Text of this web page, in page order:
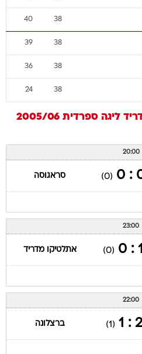
38
40
38
39
38
36
38
24
ליגה ספרדית 2005/06
20:00
0
(0) סראגוסה
23:00
1 : 0
(0) אתלטיקו מדריד
22:00
2 : 1
(1) ברצלונה